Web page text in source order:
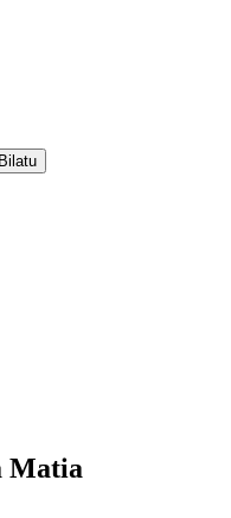
Bilatu
Matia